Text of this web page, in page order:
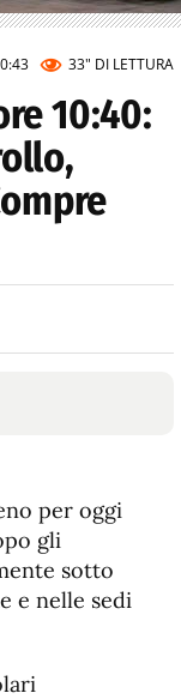
33" DI LETTURA
10:40:
per oggi
gli
sotto
e nelle sedi